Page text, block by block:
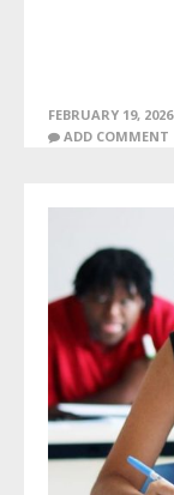
FEBRUARY 19, 2026
ADD COMMENT